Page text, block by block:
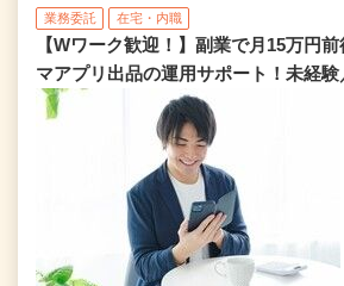
業務委託 在宅・内職
【Wワーク歓迎！】副業で月15万円
マアプリ出品の運用サポート！未経